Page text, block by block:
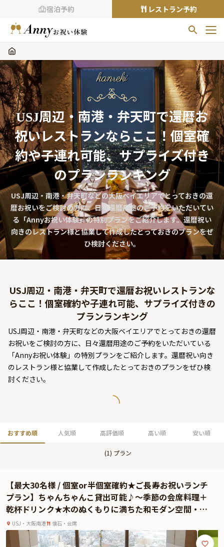
宿泊予約 レストラン予約
お気に入りの登録がありません
プランの をクリックすることで
お気に入りに追加できます。
閲覧履歴
閲覧履歴はありません
過去に見たお店が最大10件まで表示されます。
10件を超えると、古いものから順に削除されます。
TOP
Annyお祝い体験について
Annyお祝いアイテムについて
よくあるご質問
お問い合わせ
kanreki
USJ周辺・南港・弁天町で還暦お
祝いレストランならここ！個室確
約や子連れ可能、サプライズ付き
のプランランキング
USJ周辺・南港・弁天町などの大阪ベイエリアでとっておきの還
暦お祝いをご検討の方に、日々還暦用途のご予約をいただいてい
る「Annyお祝い体験」の特別プランをご紹介します。還暦祝い
向きのレストラン様と協業して作成したとっておきのプランをぜ
ひ検討ください。
USJ周辺・南港・弁天町で還暦お祝いレストランな
らここ！個室確約や子連れ可能、サプライズ付きの
プランランキング
USJ周辺・南港・弁天町などの大阪ベイエリアでとっておきの還暦
お祝いをご検討の方に、日々還暦用途のご予約をいただいている
「Annyお祝い体験」の特別プランをご紹介します。還暦祝い向き
のレストラン様と協業して作成したとっておきのプランをぜひ検
討ください。
おすすめ順 人気順 高評価順 高い順 安い順
(1) プラン
【最大30名様 / 個室or半個室確約★ご長寿お祝いランチ
プラン】ちゃんちゃんこ貸出可能♪〜季節の会席料理＋
乾杯ドリンク★木のぬくもりに満ちた和モダン空間・弁
天町駅徒歩2分 / アートホテル大阪ベイタワー20階
USJ・大阪南港 懐石・会席